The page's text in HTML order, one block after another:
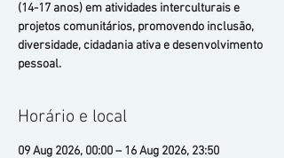
(14-17 anos) em atividades interculturais e
projetos comunitários, promovendo inclusão,
diversidade, cidadania ativa e desenvolvimento
pessoal.
Horário e local
09 Aug 2026, 00:00 – 16 Aug 2026, 23:50